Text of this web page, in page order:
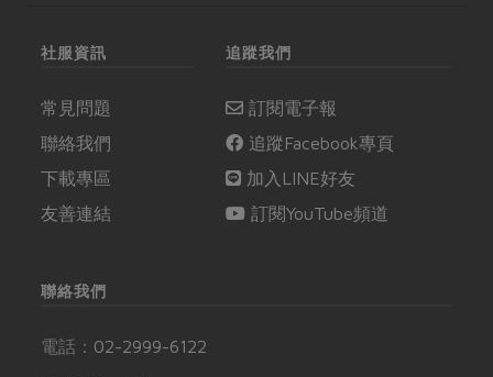
身心。
社服資訊
常見問題
聯絡我們
下載專區
友善連結
追蹤我們
訂閱電子報
追蹤Facebook專頁
加入LINE好友
訂閱YouTube頻道
聯絡我們
電話： 02-2999-6122